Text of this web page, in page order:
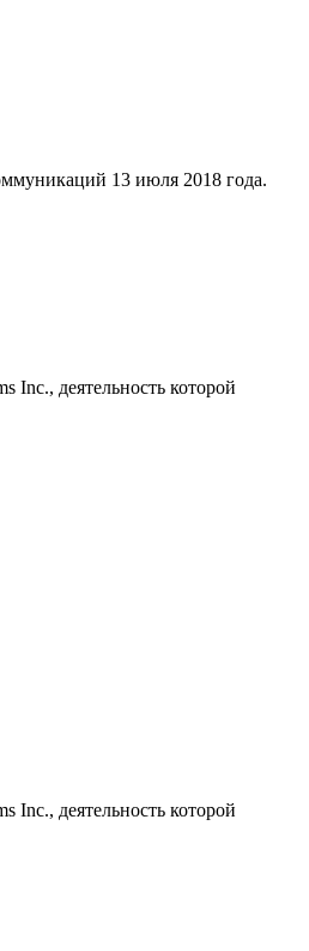
13 июля 2018 года.
деятельность которой
деятельность которой